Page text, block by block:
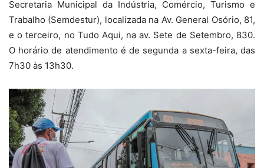
Secretaria Municipal da Indústria, Comércio, Turismo e
Trabalho (Semdestur), localizada na Av. General Osório, 81,
e o terceiro, no Tudo Aqui, na av. Sete de Setembro, 830.
O horário de atendimento é de segunda a sexta-feira, das
7h30 às 13h30.